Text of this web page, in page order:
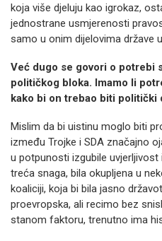
koja više djeluju kao igrokaz,
jednostrane usmjerenosti
samo u onim dijelovima države
Već dugo se govori o potrebi
političkog bloka. Imamo li
kako bi on trebao biti politički
Mislim da bi uistinu moglo biti
između Trojke i SDA značajno
u potpunosti izgubile uvjerljivost
treća snaga, bila okupljena u
koaliciji, koja bi bila jasno
proevropska, ali recimo bez
stanom faktoru, trenutno ima